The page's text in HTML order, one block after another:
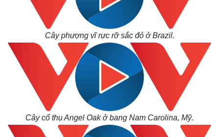
Cây phượng vĩ rực rỡ sắc đỏ ở Brazil.
Cây cổ thụ Angel Oak ở bang Nam Carolina, Mỹ.